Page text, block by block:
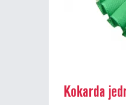
Kokarda